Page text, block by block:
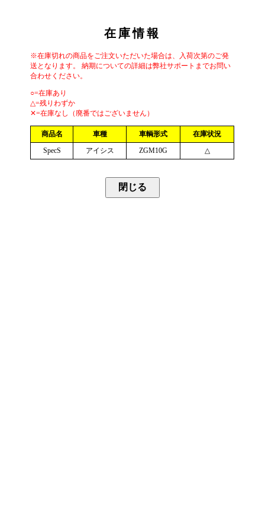
在庫情報
※在庫切れの商品をご注文いただいた場合は、入荷次第のご発
送となります。 納期についての詳細は弊社サポートまでお問い
合わせください。
○=在庫あり
△=残りわずか
✕=在庫なし（廃番ではございません）
商品名 車種 車輌形式
在庫状況
SpecS
アイシス ZGM10G △